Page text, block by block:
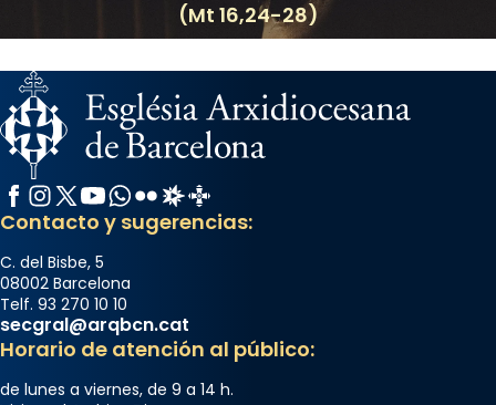
(Mt 16,24-28)
Facebook
Instagram
X / Twitter
YouTube
WhatsApp
FlickrRadio Estel
Catalunya Cristiana
Contacto y sugerencias:
C. del Bisbe, 5
08002 Barcelona
Telf. 93 270 10 10
secgral@arqbcn.cat
Horario de atención al público:
de lunes a viernes, de 9 a 14 h.